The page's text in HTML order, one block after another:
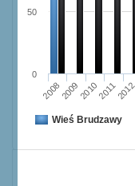
20082009201020112012
0
50
Wieś Brudzawy